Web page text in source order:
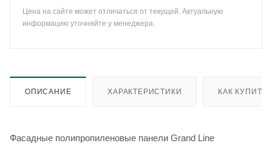
Цена на сайте может отличаться от текущей. Актуальную
информацию уточняйте у менеджера.
ОПИСАНИЕ ХАРАКТЕРИСТИКИ КАК КУПИТЬ
Фасадные полипропиленовые панели Grand Line